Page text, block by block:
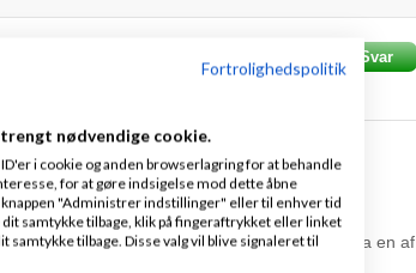
Svar
ud af det.
blot en "søgt genvej"
er jo op til jer selv - risikoen indbefattet.
"opfølgningsmails" ved afbrudt køb - bla. fra en af
Fortrolighedspolitik
nødvendige cookie.
i cookie og anden browserlagring for at behandle
for at gøre indsigelse mod dette åbne
"Administrer indstillinger" eller til enhver tid
samtykke tilbage, klik på fingeraftrykket eller linket
tilbage. Disse valg vil blive signaleret til